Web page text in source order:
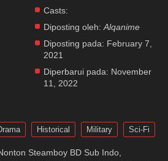
Casts:
Diposting oleh: Alqanime
Diposting pada: February 7,
2021
Diperbarui pada: November
11, 2022
Historical Military Sci-Fi
Steamboy BD Sub Indo,